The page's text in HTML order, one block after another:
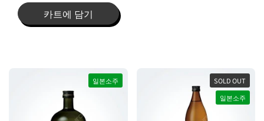
카트에 담기
일본소주
SOLD OUT
일본소주